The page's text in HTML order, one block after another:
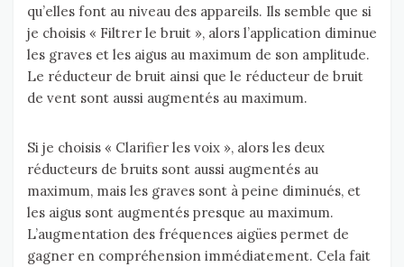
qu’elles font au niveau des appareils. Ils semble que si
je choisis « Filtrer le bruit », alors l’application diminue
les graves et les aigus au maximum de son amplitude.
Le réducteur de bruit ainsi que le réducteur de bruit
de vent sont aussi augmentés au maximum.
Si je choisis « Clarifier les voix », alors les deux
réducteurs de bruits sont aussi augmentés au
maximum, mais les graves sont à peine diminués, et
les aigus sont augmentés presque au maximum.
L’augmentation des fréquences aigües permet de
gagner en compréhension immédiatement. Cela fait